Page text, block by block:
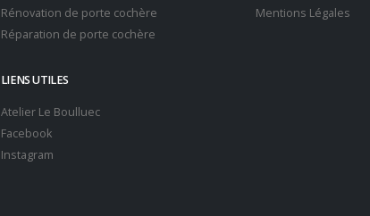
Rénovation de porte cochère
Réparation de porte cochère
LIENS UTILES
Atelier Le Boulluec
Facebook
Instagram
Mentions Légales